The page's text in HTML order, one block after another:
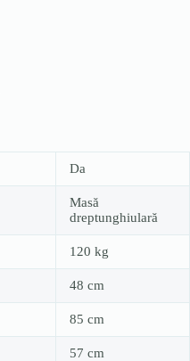
Da
Masă
dreptunghiulară
120 kg
48 cm
85 cm
57 cm